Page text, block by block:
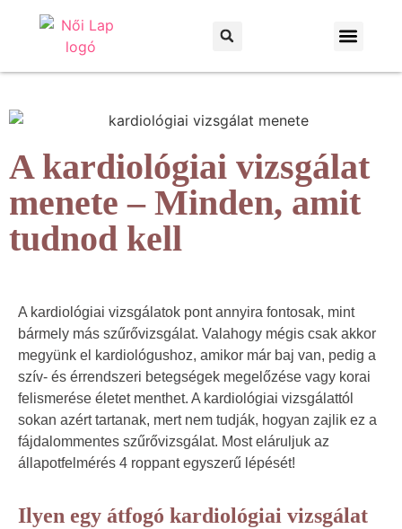
A kardiológiai vizsgálat
menete – Minden, amit
tudnod kell
A kardiológiai vizsgálatok pont annyira fontosak, mint
bármely más szűrővizsgálat. Valahogy mégis csak akkor
megyünk el kardiológushoz, amikor már baj van, pedig a
szív- és érrendszeri betegségek megelőzése vagy korai
felismerése életet menthet. A kardiológiai vizsgálattól
sokan azért tartanak, mert nem tudják, hogyan zajlik ez a
fájdalommentes szűrővizsgálat. Most eláruljuk az
állapotfelmérés 4 roppant egyszerű lépését!
Ilyen egy átfogó kardiológiai vizsgálat